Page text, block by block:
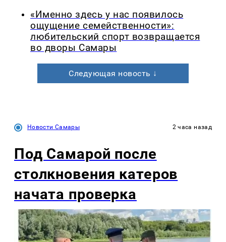
«Именно здесь у нас появилось
ощущение семейственности»:
любительский спорт возвращается
во дворы Самары
Следующая новость ↓
Новости Самары 2 часа назад
Под Самарой после
столкновения катеров
начата проверка